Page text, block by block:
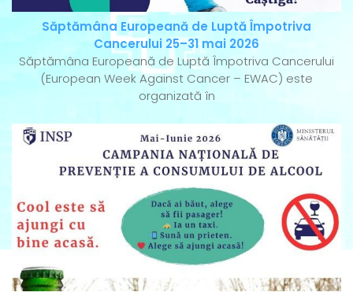
Săptămâna Europeană de Luptă Împotriva
Cancerului 25–31 mai 2026
Săptămâna Europeană de Luptă Împotriva Cancerului
(European Week Against Cancer – EWAC) este
organizată în